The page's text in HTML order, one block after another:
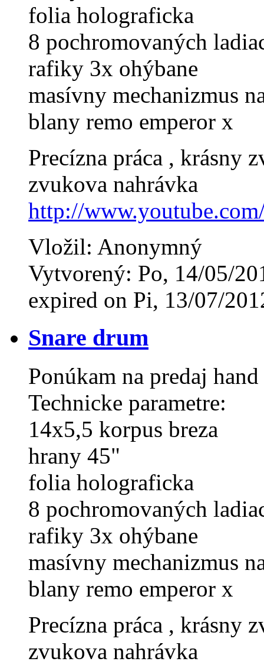
folia holograficka
8 pochromovaných
rafiky 3x ohýbane
masívny mechanizmus
blany remo emperor x
Precízna práca , krásny
zvukova nahrávka
http://
Vložil: Anonymný
Vytvorený: Po, 14/05/
expired on Pi, 13/07/
Snare drum
Ponúkam na predaj hand
Technicke parametre:
14x5,5 korpus breza
hrany 45"
folia holograficka
8 pochromovaných
rafiky 3x ohýbane
masívny mechanizmus
blany remo emperor x
Precízna práca , krásny
zvukova nahrávka